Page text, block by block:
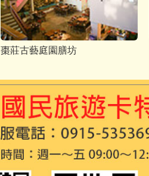
棗莊古藝庭園膳坊